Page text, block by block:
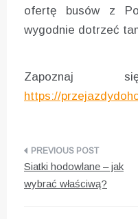
ofertę busów z
wygodnie dotrzeć
https://
Nawigacja
wpisu
Siatki hodowlane – jak
wybrać właściwą?